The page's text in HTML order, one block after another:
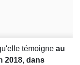
témoigne au
2018, dans